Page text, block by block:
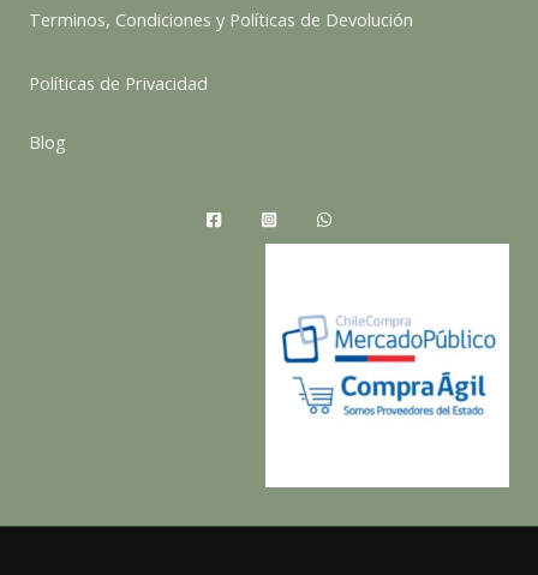
Terminos, Condiciones y Políticas de Devolución
Políticas de Privacidad
Blog